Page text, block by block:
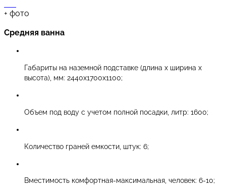
+ фото
Средняя ванна
Габариты на наземной подставке (длина х ширина х
высота), мм: 2440х1700х1100;
Объем под воду с учетом полной посадки, литр: 1600;
Количество граней емкости, штук: 6;
Вместимость комфортная-максимальная, человек: 6-10;